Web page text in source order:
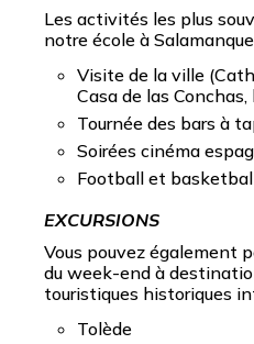
Les activités les plus
notre école à
Visite de la ville
Casa de las
Tournée des bars à
Soirées cinéma
Football et
EXCURSIONS
Vous pouvez également
du week-end à
touristiques historiques
Tolède